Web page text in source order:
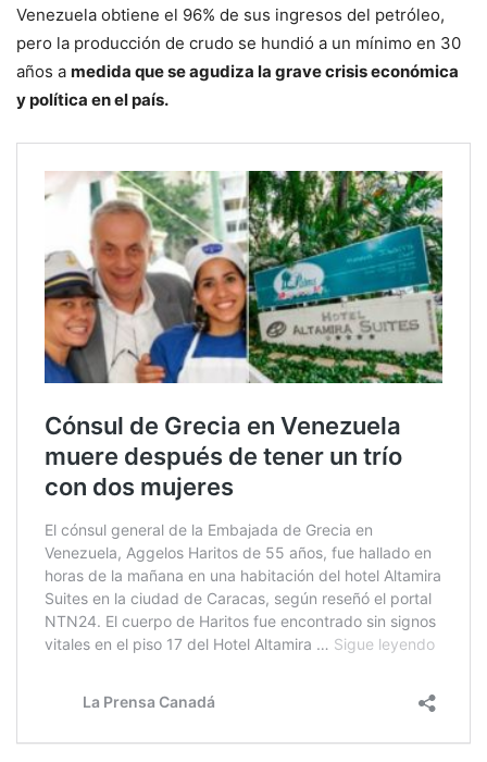
Venezuela obtiene el 96% de sus ingresos del petróleo,
pero la producción de crudo se hundió a un mínimo en 30
años a medida que se agudiza la grave crisis económica
y política en el país.